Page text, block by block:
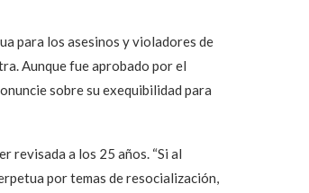
para los asesinos y violadores de
Aunque fue aprobado por el
sobre su exequibilidad para
revisada a los 25 años. “Si al
por temas de resocialización,